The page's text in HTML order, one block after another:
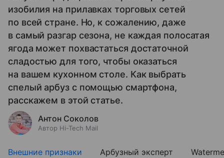
изобилия на прилавках торговых сетей
по всей стране. Но, к сожалению, даже
в самый разгар сезона, не каждая полосатая
ягода может похвастаться достаточной
сладостью для того, чтобы оказаться
на вашем кухонном столе. Как выбрать
спелый арбуз с помощью смартфона,
расскажем в этой статье.
Антон Соколов
Автор Hi-Tech Mail
Внешние признаки Арбузный эксперт